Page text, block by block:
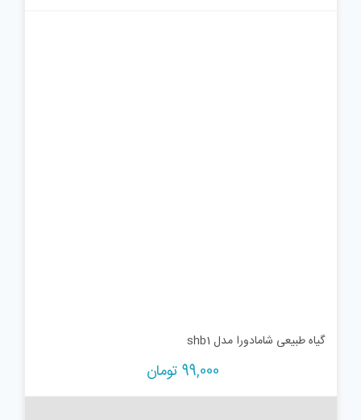
گیاه طبیعی شامادورا مدل shb1
99,000 تومان